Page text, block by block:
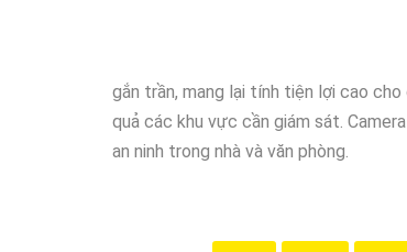
gắn trần, mang lại tính tiện lợi cao
quả các khu vực cần giám sát.
an ninh trong nhà và văn phòng.